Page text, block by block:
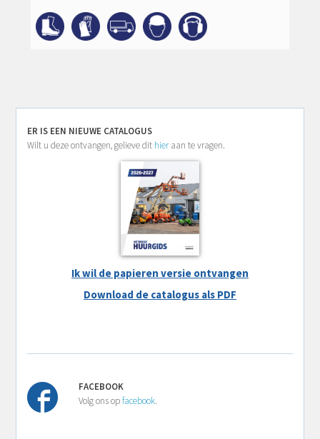
ER IS EEN NIEUWE CATALOGUS
Wilt u deze ontvangen, gelieve dit hier aan te vragen.
Ik wil de papieren versie ontvangen
Download de catalogus als PDF
FACEBOOK
Volg ons opfacebook.